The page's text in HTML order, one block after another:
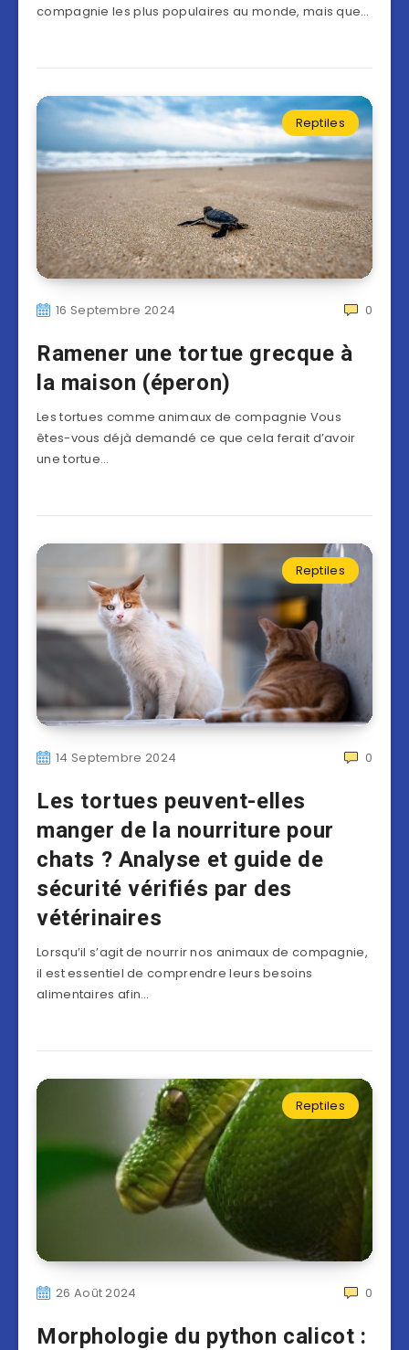
compagnie les plus populaires au monde, mais que…
Reptiles
16 Septembre 2024 0
Ramener une tortue grecque à
la maison (éperon)
Les tortues comme animaux de compagnie Vous
êtes-vous déjà demandé ce que cela ferait d’avoir
une tortue…
Reptiles
14 Septembre 2024 0
Les tortues peuvent-elles
manger de la nourriture pour
chats ? Analyse et guide de
sécurité vérifiés par des
vétérinaires
Lorsqu’il s’agit de nourrir nos animaux de compagnie,
il est essentiel de comprendre leurs besoins
alimentaires afin…
Reptiles
26 Août 2024 0
Morphologie du python calicot :